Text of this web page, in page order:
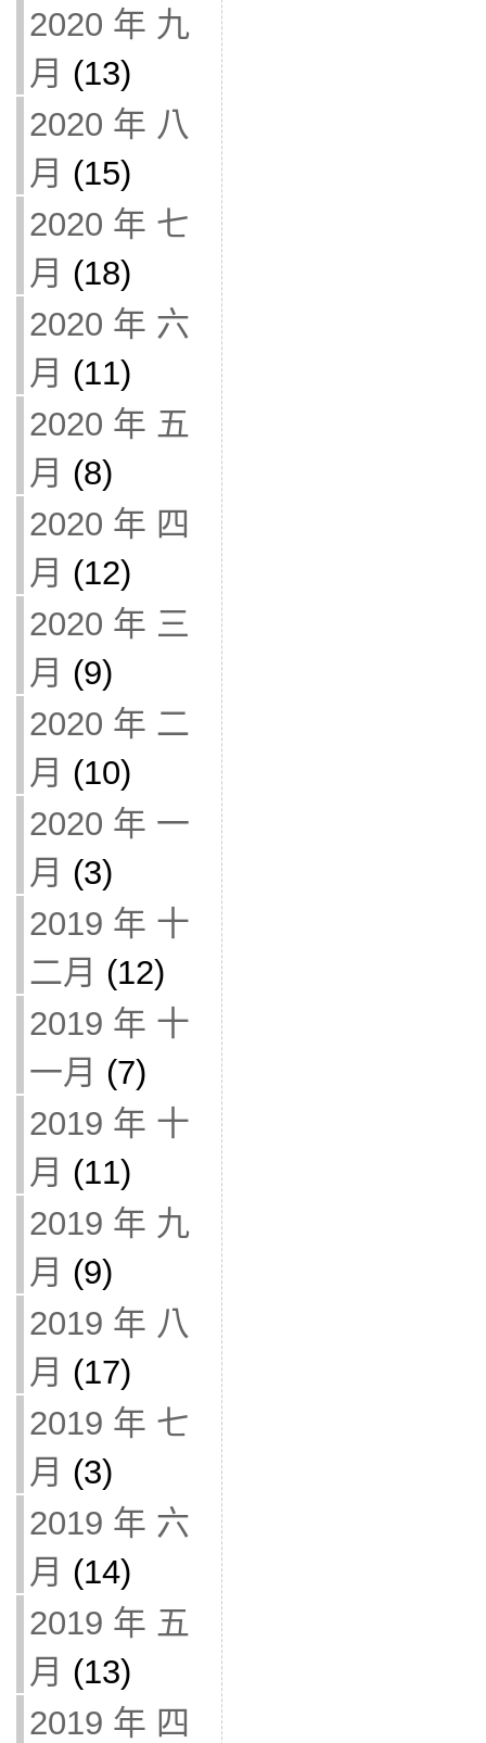
2020 年 九
月 (13)
2020 年 八
月 (15)
2020 年 七
月 (18)
2020 年 六
月 (11)
2020 年 五
月 (8)
2020 年 四
月 (12)
2020 年 三
月 (9)
2020 年 二
月 (10)
2020 年 一
月 (3)
2019 年 十
二月 (12)
2019 年 十
一月 (7)
2019 年 十
月 (11)
2019 年 九
月 (9)
2019 年 八
月 (17)
2019 年 七
月 (3)
2019 年 六
月 (14)
2019 年 五
月 (13)
2019 年 四